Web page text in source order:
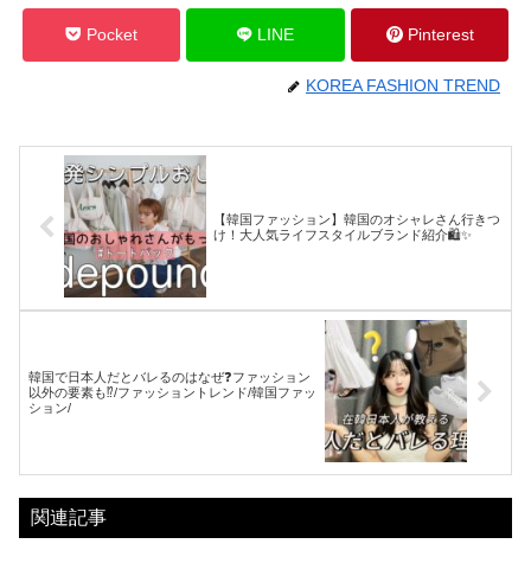
Pocket LINE Pinterest
KOREA FASHION TREND
【韓国ファッション】韓国のオシャレさん行きつ
け！大人気ライフスタイルブランド紹介🛍✨
韓国で日本人だとバレるのはなぜ❓ファッション
以外の要素も⁉️/ファッショントレンド/韓国ファッ
ション/
関連記事